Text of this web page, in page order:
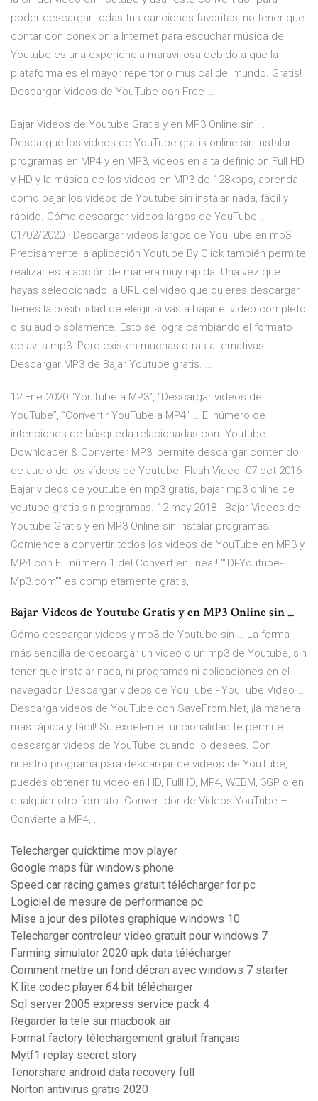
poder descargar todas tus canciones favoritas, no tener que
contar con conexión a Internet para escuchar música de
Youtube es una experiencia maravillosa debido a que la
plataforma es el mayor repertorio musical del mundo. Gratis!
Descargar Videos de YouTube con Free …
Bajar Videos de Youtube Gratis y en MP3 Online sin ...
Descargue los videos de YouTube gratis online sin instalar
programas en MP4 y en MP3, videos en alta definicion Full HD
y HD y la música de los videos en MP3 de 128kbps, aprenda
como bajar los videos de Youtube sin instalar nada, fácil y
rápido. Cómo descargar videos largos de YouTube …
01/02/2020 · Descargar videos largos de YouTube en mp3.
Precisamente la aplicación Youtube By Click también permite
realizar esta acción de manera muy rápida. Una vez que
hayas seleccionado la URL del video que quieres descargar,
tienes la posibilidad de elegir si vas a bajar el video completo
o su audio solamente. Esto se logra cambiando el formato
de avi a mp3. Pero existen muchas otras alternativas
Descargar MP3 de Bajar Youtube gratis. …
12 Ene 2020 “YouTube a MP3”, “Descargar videos de
YouTube”, “Convertir YouTube a MP4″ … El número de
intenciones de búsqueda relacionadas con Youtube
Downloader & Converter MP3: permite descargar contenido
de audio de los vídeos de Youtube. Flash Video 07-oct-2016 -
Bajar videos de youtube en mp3 gratis, bajar mp3 online de
youtube gratis sin programas. 12-may-2018 - Bajar Videos de
Youtube Gratis y en MP3 Online sin instalar programas.
Comience a convertir todos los videos de YouTube en MP3 y
MP4 con EL número 1 del Convert en línea ! ""Dl-Youtube-
Mp3.com"" es completamente gratis,
Bajar Videos de Youtube Gratis y en MP3 Online sin ...
Cómo descargar videos y mp3 de Youtube sin … La forma
más sencilla de descargar un video o un mp3 de Youtube, sin
tener que instalar nada, ni programas ni aplicaciones en el
navegador. Descargar videos de YouTube - YouTube Video …
Descarga videos de YouTube con SaveFrom.Net, ¡la manera
más rápida y fácil! Su excelente funcionalidad te permite
descargar videos de YouTube cuando lo desees. Con
nuestro programa para descargar de videos de YouTube,
puedes obtener tu video en HD, FullHD, MP4, WEBM, 3GP o en
cualquier otro formato. Convertidor de Vídeos YouTube –
Convierte a MP4, …
Telecharger quicktime mov player
Google maps für windows phone
Speed car racing games gratuit télécharger for pc
Logiciel de mesure de performance pc
Mise a jour des pilotes graphique windows 10
Telecharger controleur video gratuit pour windows 7
Farming simulator 2020 apk data télécharger
Comment mettre un fond décran avec windows 7 starter
K lite codec player 64 bit télécharger
Sql server 2005 express service pack 4
Regarder la tele sur macbook air
Format factory téléchargement gratuit français
Mytf1 replay secret story
Tenorshare android data recovery full
Norton antivirus gratis 2020